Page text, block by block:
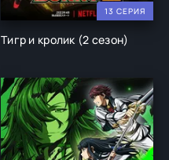
13 СЕРИЯ
Тигр и кролик (2 сезон)